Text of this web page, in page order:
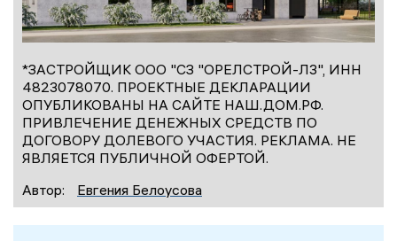
*ЗАСТРОЙЩИК ООО "СЗ "ОРЕЛСТРОЙ-Л3", ИНН
4823078070. ПРОЕКТНЫЕ ДЕКЛАРАЦИИ
ОПУБЛИКОВАНЫ НА САЙТЕ НАШ.ДОМ.РФ.
ПРИВЛЕЧЕНИЕ ДЕНЕЖНЫХ СРЕДСТВ ПО
ДОГОВОРУ ДОЛЕВОГО УЧАСТИЯ. РЕКЛАМА. НЕ
ЯВЛЯЕТСЯ ПУБЛИЧНОЙ ОФЕРТОЙ.
Автор:
Евгения Белоусова